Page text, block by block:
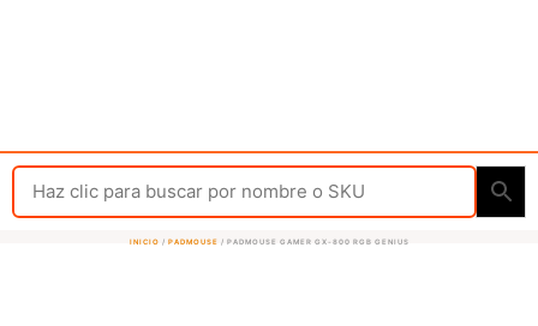
INICIO / PADMOUSE / PADMOUSE GAMER GX-800 RGB GENIUS